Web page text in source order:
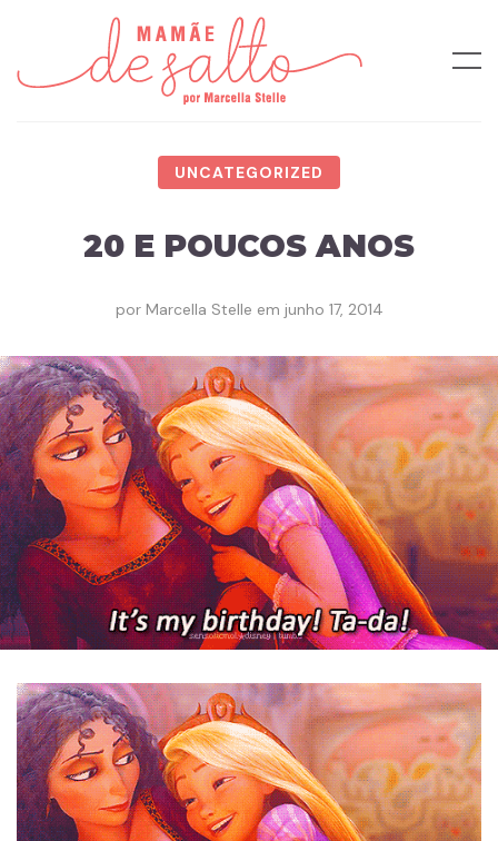
UNCATEGORIZED
20 E POUCOS ANOS
por Marcella Stelle em junho 17, 2014